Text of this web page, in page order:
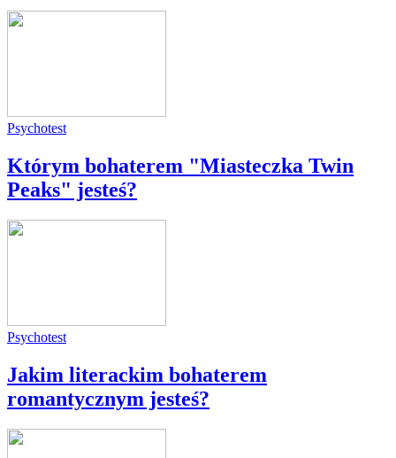
Psychotest
Którym bohaterem "Miasteczka Twin
Peaks" jesteś?
Psychotest
Jakim literackim bohaterem
romantycznym jesteś?